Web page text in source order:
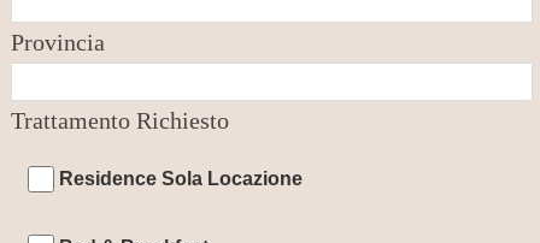
Provincia
Trattamento Richiesto
Residence Sola Locazione